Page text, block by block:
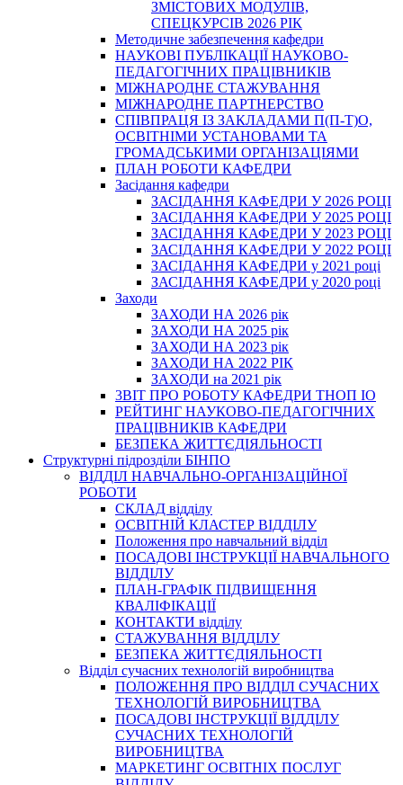
ЗМІСТОВИХ МОДУЛІВ,
СПЕЦКУРСІВ 2026 РІК
Методичне забезпечення кафедри
НАУКОВІ ПУБЛІКАЦІЇ НАУКОВО-
ПЕДАГОГІЧНИХ ПРАЦІВНИКІВ
МІЖНАРОДНЕ СТАЖУВАННЯ
МІЖНАРОДНЕ ПАРТНЕРСТВО
СПІВПРАЦЯ ІЗ ЗАКЛАДАМИ П(П-Т)О,
ОСВІТНІМИ УСТАНОВАМИ ТА
ГРОМАДСЬКИМИ ОРГАНІЗАЦІЯМИ
ПЛАН РОБОТИ КАФЕДРИ
Засідання кафедри
ЗАСІДАННЯ КАФЕДРИ У 2026 РОЦІ
ЗАСІДАННЯ КАФЕДРИ У 2025 РОЦІ
ЗАСІДАННЯ КАФЕДРИ У 2023 РОЦІ
ЗАСІДАННЯ КАФЕДРИ У 2022 РОЦІ
ЗАСІДАННЯ КАФЕДРИ у 2021 році
ЗАСІДАННЯ КАФЕДРИ у 2020 році
Заходи
ЗАХОДИ НА 2026 рік
ЗАХОДИ НА 2025 рік
ЗАХОДИ НА 2023 рік
ЗАХОДИ НА 2022 РІК
ЗАХОДИ на 2021 рік
3BIT ПРО РОБОТУ КАФЕДРИ ТНОП ІО
РЕЙТИНГ НАУКОВО-ПЕДАГОГІЧНИХ
ПРАЦІВНИКІВ КАФЕДРИ
БЕЗПЕКА ЖИТТЄДІЯЛЬНОСТІ
Структурні підрозділи БІНПО
ВІДДІЛ НАВЧАЛЬНО-ОРГАНІЗАЦІЙНОЇ
РОБОТИ
СКЛАД відділу
ОСВІТНІЙ КЛАСТЕР ВІДДІЛУ
Положення про навчальний вiддiл
ПОСАДОВІ ІНСТРУКЦІЇ НАВЧАЛЬНОГО
ВІДДІЛУ
ПЛАН-ГРАФІК ПІДВИЩЕННЯ
КВАЛІФІКАЦІЇ
КОНТАКТИ відділу
СТАЖУВАННЯ ВІДДІЛУ
БЕЗПЕКА ЖИТТЄДІЯЛЬНОСТІ
Відділ сучасних технологій виробництва
ПОЛОЖЕННЯ ПРО ВІДДІЛ СУЧАСНИХ
ТЕХНОЛОГІЙ ВИРОБНИЦТВА
ПОСАДОВІ ІНСТРУКЦІЇ ВІДДІЛУ
СУЧАСНИХ ТЕХНОЛОГІЙ
ВИРОБНИЦТВА
МАРКЕТИНГ ОСВІТНІХ ПОСЛУГ